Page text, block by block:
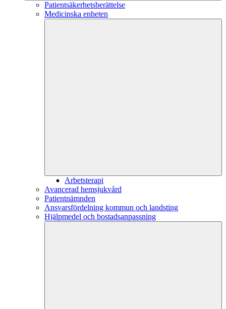
Patientsäkerhetsberättelse
Medicinska enheten
Arbetsterapi
Avancerad hemsjukvård
Patientnämnden
Ansvarsfördelning kommun och landsting
Hjälpmedel och bostadsanpassning